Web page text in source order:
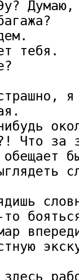
тебя.
я
Что за
то